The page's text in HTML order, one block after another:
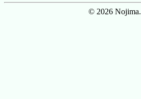
© 2026 Nojima.